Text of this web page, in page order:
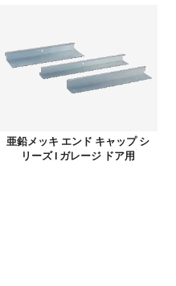
亜鉛メッキ エンド キャップ シ
リーズ I ガレージ ドア用